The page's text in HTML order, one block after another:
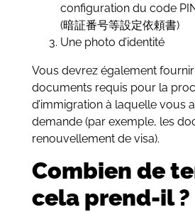
configuration du code
(暗証番号等設定依頼書)
Une photo d’identité
Vous devrez également
documents requis pour la
d’immigration à laquelle vous
demande (par exemple, les
renouvellement de visa).
Combien de
cela prend-il ?